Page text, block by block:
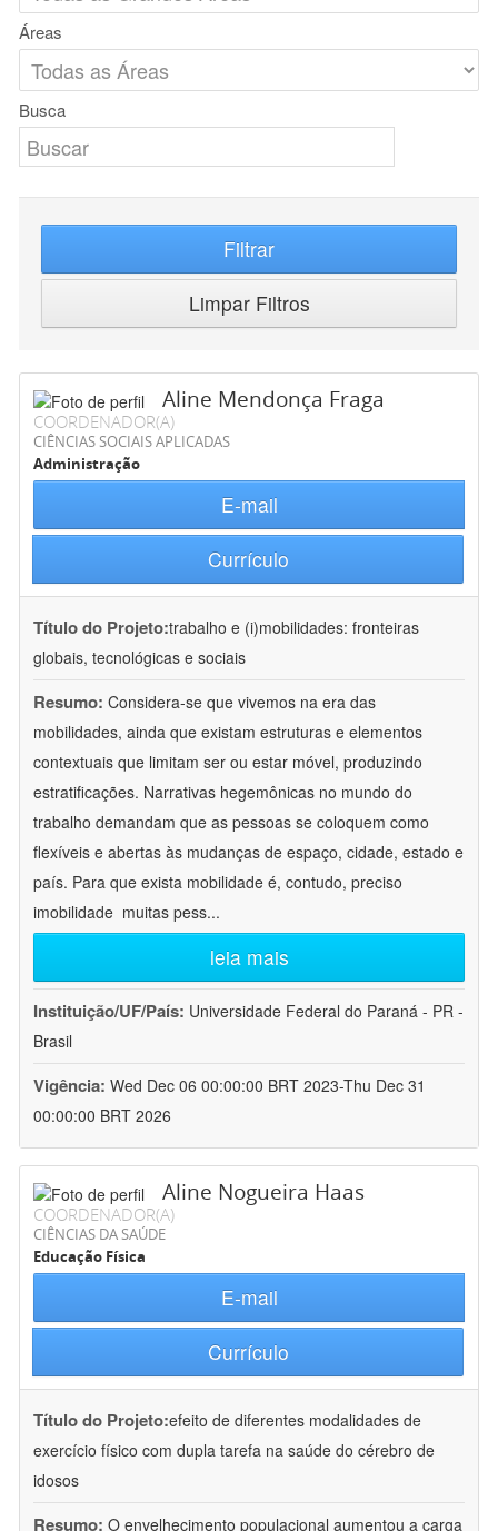
Áreas
Busca
Filtrar
Limpar Filtros
Aline Mendonça Fraga
COORDENADOR(A)
CIÊNCIAS SOCIAIS APLICADAS
Administração
E-mail
Currículo
Título do Projeto:trabalho e (i)mobilidades: fronteiras
globais, tecnológicas e sociais
Resumo: Considera-se que vivemos na era das
mobilidades, ainda que existam estruturas e elementos
contextuais que limitam ser ou estar móvel, produzindo
estratificações. Narrativas hegemônicas no mundo do
trabalho demandam que as pessoas se coloquem como
flexíveis e abertas às mudanças de espaço, cidade, estado e
país. Para que exista mobilidade é, contudo, preciso
imobilidade  muitas pess...
leia mais
Instituição/UF/País: Universidade Federal do Paraná - PR -
Brasil
Vigência: Wed Dec 06 00:00:00 BRT 2023-Thu Dec 31
00:00:00 BRT 2026
Aline Nogueira Haas
COORDENADOR(A)
CIÊNCIAS DA SAÚDE
Educação Física
E-mail
Currículo
Título do Projeto:efeito de diferentes modalidades de
exercício físico com dupla tarefa na saúde do cérebro de
idosos
Resumo: O envelhecimento populacional aumentou a carga